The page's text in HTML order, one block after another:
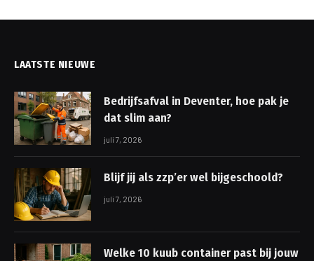
LAATSTE NIEUWE
Bedrijfsafval in Deventer, hoe pak je
dat slim aan?
juli 7, 2026
Blijf jij als zzp’er wel bijgeschoold?
juli 7, 2026
Welke 10 kuub container past bij jouw